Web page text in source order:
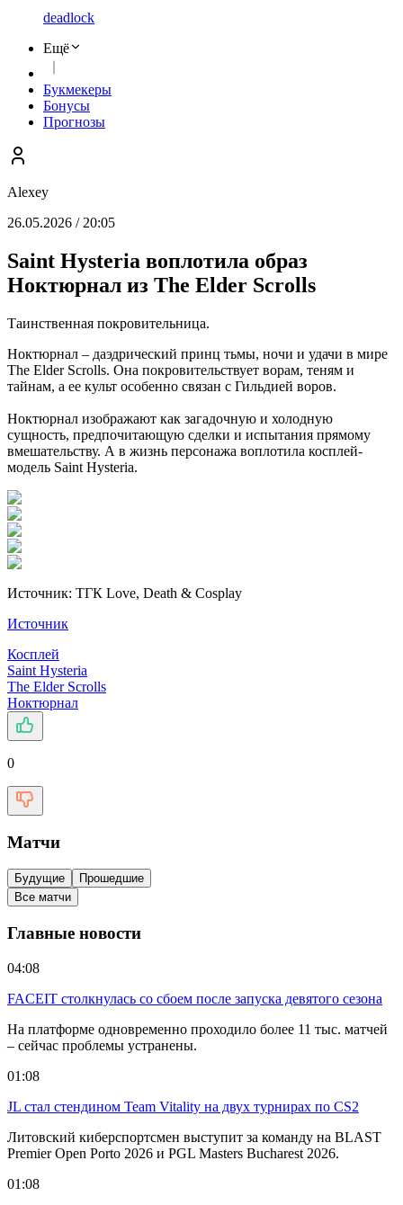
deadlock
Ещё
Букмекеры
Бонусы
Прогнозы
Alexey
26.05.2026 / 20:05
Saint Hysteria воплотила образ
Ноктюрнал из The Elder Scrolls
Таинственная покровительница.
Ноктюрнал – даэдрический принц тьмы, ночи и удачи в мире
The Elder Scrolls. Она покровительствует ворам, теням и
тайнам, а ее культ особенно связан с Гильдией воров.
Ноктюрнал изображают как загадочную и холодную
сущность, предпочитающую сделки и испытания прямому
вмешательству. А в жизнь персонажа воплотила косплей-
модель Saint Hysteria.
Источник: ТГК Love, Death & Cosplay
Источник
Косплей
Saint Hysteria
The Elder Scrolls
Ноктюрнал
0
Матчи
Будущие
Прошедшие
Все матчи
Главные новости
04:08
FACEIT столкнулась со сбоем после запуска девятого сезона
На платформе одновременно проходило более 11 тыс. матчей
– сейчас проблемы устранены.
01:08
JL стал стендином Team Vitality на двух турнирах по CS2
Литовский киберспортсмен выступит за команду на BLAST
Premier Open Porto 2026 и PGL Masters Bucharest 2026.
01:08